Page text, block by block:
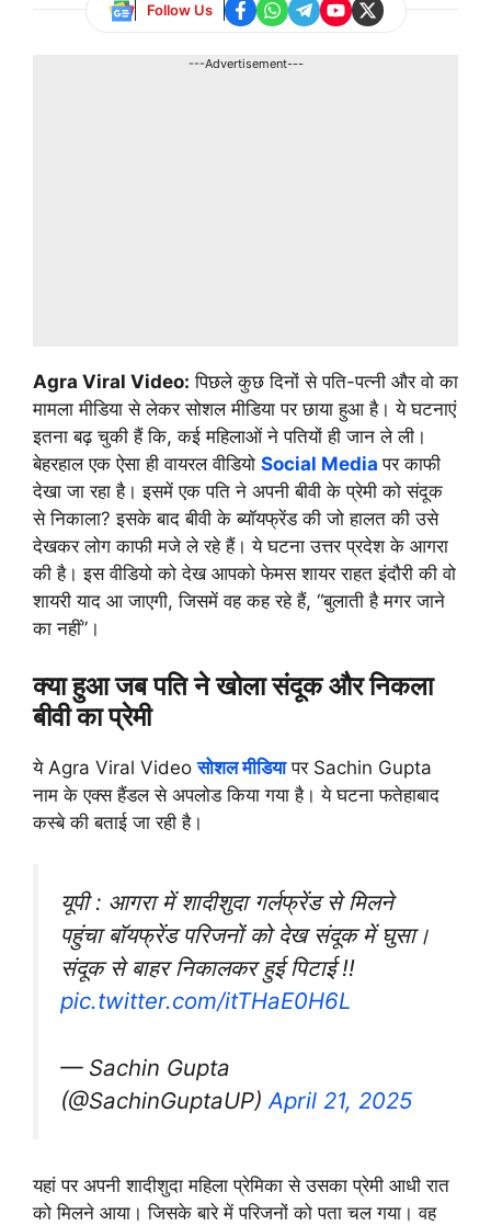
Follow Us
---Advertisement---
Agra Viral Video: पिछले कुछ दिनों से पति-पत्नी और वो का
मामला मीडिया से लेकर सोशल मीडिया पर छाया हुआ है। ये घटनाएं
इतना बढ़ चुकी हैं कि, कई महिलाओं ने पतियों ही जान ले ली।
बेहरहाल एक ऐसा ही वायरल वीडियो Social Mediaपर काफी
देखा जा रहा है। इसमें एक पति ने अपनी बीवी के प्रेमी को संदूक
से निकाला? इसके बाद बीवी के ब्यॉयफ्रेंड की जो हालत की उसे
देखकर लोग काफी मजे ले रहे हैं। ये घटना उत्तर प्रदेश के आगरा
की है। इस वीडियो को देख आपको फेमस शायर राहत इंदौरी की वो
शायरी याद आ जाएगी, जिसमें वह कह रहे हैं, “बुलाती है मगर जाने
का नहीं”।
क्या हुआ जब पति ने खोला संदूक और निकला
बीवी का प्रेमी
ये Agra Viral Videoसोशल मीडियापर Sachin Gupta
नाम के एक्स हैंडल से अपलोड किया गया है। ये घटना फतेहाबाद
कस्‍बे की बताई जा रही है।
यूपी : आगरा में शादीशुदा गर्लफ्रेंड से मिलने
पहुंचा बॉयफ्रेंड परिजनों को देख संदूक में घुसा।
संदूक से बाहर निकालकर हुई पिटाई !!
pic.twitter.com/itTHaE0H6L
— Sachin Gupta
(@SachinGuptaUP) April 21, 2025
यहां पर अपनी शादीशुदा महिला प्रेमिका से उसका प्रेमी आधी रात
को मिलने आया। जिसके बारे में परिजनों को पता चल गया। वह